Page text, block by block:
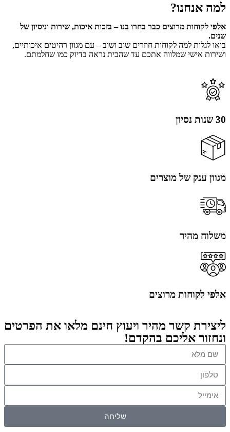
למה אנחנו?
אלפי לקוחות מרוצים כבר בחרו בנו – בזכות איכות, שירות וניסיון של
שנים.
בואו לגלות למה לקוחות חוזרים שוב ושוב – עם מגוון רהיטים איכותיים,
ושירות אישי שמלווה אתכם עד שהבית נראה בדיוק כמו שחלמתם.
30 שנות נסיון
מגוון ענק של מוצרים
משלוח מהיר
אלפי לקוחות מרוצים
ליצירת קשר מהיר ויעוץ חינם מלאו את הפרטים
ונחזור אליכם בהקדם!
שליחה